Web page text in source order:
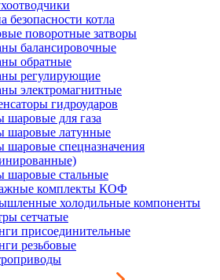
безопасности котла
поворотные затворы
балансировочные
обратные
регулирующие
электромагнитные
гидроударов
шаровые для газа
шаровые латунные
шаровые спецназначения
шаровые стальные
комплекты КОФ
холодильные компоненты
сетчатые
присоединительные
резьбовые